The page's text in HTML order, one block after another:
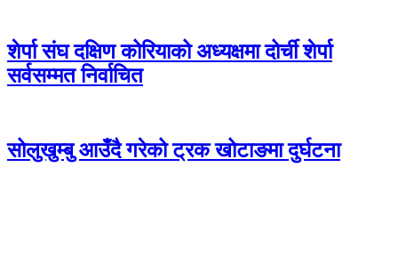
शेर्पा संघ दक्षिण कोरियाको अध्यक्षमा दोर्ची शेर्पा
सर्वसम्मत निर्वाचित
सोलुखुम्बु आउँदै गरेको ट्रक खोटाङमा दुर्घटना